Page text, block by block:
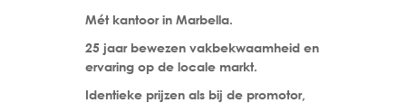
Mét kantoor in Marbella.
25 jaar bewezen vakbekwaamheid en
ervaring op de locale markt.
Identieke prijzen als bij de promotor,